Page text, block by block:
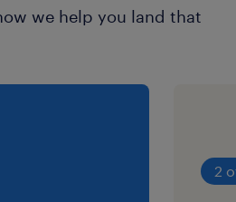
we help you land that
2